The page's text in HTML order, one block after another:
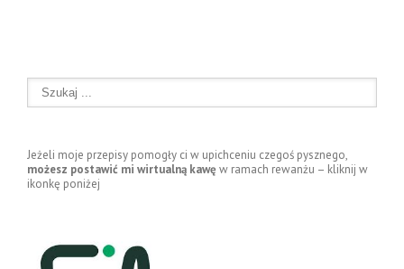
Jeżeli moje przepisy pomogły ci w upichceniu czegoś pysznego,
możesz postawić mi wirtualną kawę w ramach rewanżu – kliknij w
ikonkę poniżej